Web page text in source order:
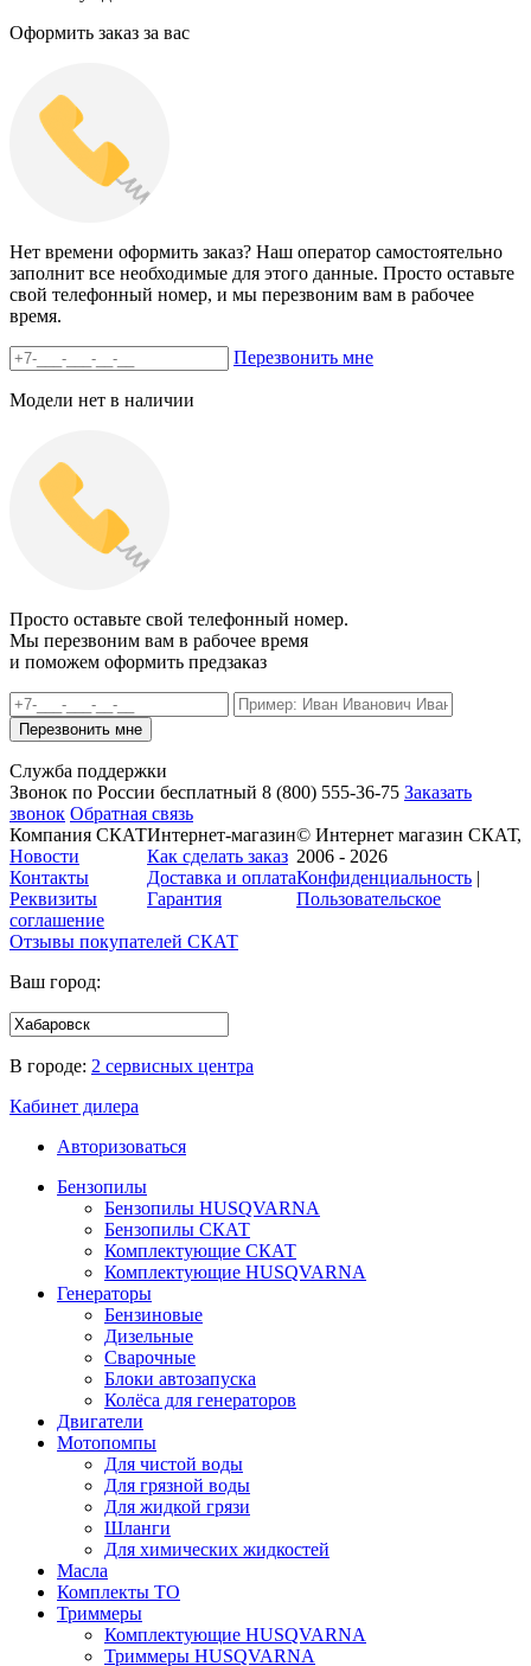
Оформить заказ за вас
Нет времени оформить заказ? Наш оператор самостоятельно
заполнит все необходимые для этого данные. Просто оставьте
свой телефонный номер, и мы перезвоним вам в рабочее
время.
Перезвонить мне
Модели нет в наличии
Просто оставьте свой телефонный номер.
Мы перезвоним вам в рабочее время
и поможем оформить предзаказ
Служба поддержки
Звонок по России бесплатный 8 (800) 555-36-75 Заказать
звонок Обратная связь
Компания СКАТ
Новости
Контакты
Реквизиты
Интернет-магазин
Как сделать заказ
Доставка и оплата
Гарантия
© Интернет магазин СКАТ,
2006 - 2026
Конфиденциальность |
Пользовательское
соглашение
Отзывы покупателей СКАТ
Ваш город:
В городе: 2 сервисных центра
Кабинет дилера
Авторизоваться
Бензопилы
Бензопилы HUSQVARNA
Бензопилы СКАТ
Комплектующие СКАТ
Комплектующие HUSQVARNA
Генераторы
Бензиновые
Дизельные
Сварочные
Блоки автозапуска
Колёса для генераторов
Двигатели
Мотопомпы
Для чистой воды
Для грязной воды
Для жидкой грязи
Шланги
Для химических жидкостей
Масла
Комплекты ТО
Триммеры
Комплектующие HUSQVARNA
Триммеры HUSQVARNA